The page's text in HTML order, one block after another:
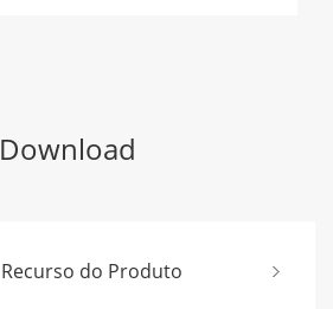
Download
Recurso do Produto